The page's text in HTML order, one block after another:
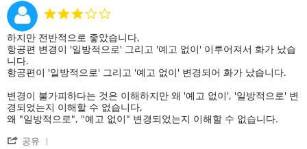
와
서
11
시
간
이
나
늦
었
어
요.
.
Sep
2018
rating
Review
by
on
15
2018
review
stating
하
지
전
반
적
로
하지만 전반적으로 좋았습니다,
항공편 변경이 '일방적으로' 그리고 '예고 없이' 이루어져서 화가 났습
니다.
항공편이 '일방적으로' 그리고 '예고 없이' 변경되어 화가 났습니다.
변경이 불가피하다는 것은 이해하지만 왜 '예고 없이', '일방적으로' 변
경되었는지 이해할 수 없습니다,
왜 "일방적으로", "예고 없이" 변경되었는지 이해할 수 없습니다.
공유